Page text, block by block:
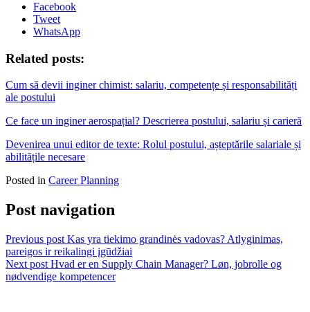
Facebook
Tweet
WhatsApp
Related posts:
Cum să devii inginer chimist: salariu, competențe și responsabilități
ale postului
Ce face un inginer aerospațial? Descrierea postului, salariu și carieră
Devenirea unui editor de texte: Rolul postului, așteptările salariale și
abilitățile necesare
Posted in Career Planning
Post navigation
Previous post Kas yra tiekimo grandinės vadovas? Atlyginimas,
pareigos ir reikalingi įgūdžiai
Next post Hvad er en Supply Chain Manager? Løn, jobrolle og
nødvendige kompetencer